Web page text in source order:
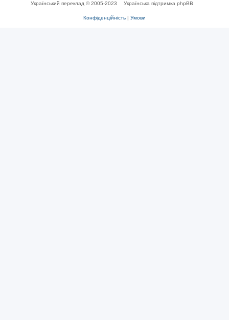
Український переклад © 2005-2023 Українська підтримка phpBB
Конфіденційність | Умови